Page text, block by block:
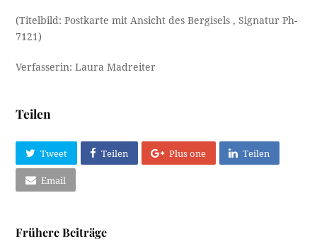
(Titelbild: Postkarte mit Ansicht des Bergisels , Signatur Ph-
7121)
Verfasserin: Laura Madreiter
Teilen
Tweet Teilen Plus one Teilen
Email
Frühere Beiträge